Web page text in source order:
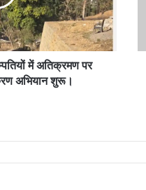
में अतिक्रमण पर
अभियान शुरू।